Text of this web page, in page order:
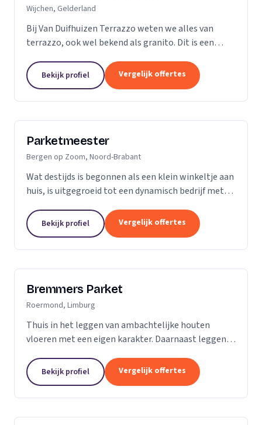
Wijchen, Gelderland
Bij Van Duifhuizen Terrazzo weten we alles van
terrazzo, ook wel bekend als granito. Dit is een
is in principe te produceren in elke vorm....
Bekijk profiel Vergelijk offertes
Parketmeester
Bergen op Zoom, Noord-Brabant
Wat destijds is begonnen als een klein winkeltje aan
huis, is uitgegroeid tot een dynamisch bedrijf met
mogelijkheden op het gebied van parket, kurk en...
Bekijk profiel Vergelijk offertes
Bremmers Parket
Roermond, Limburg
Thuis in het leggen van ambachtelijke houten
vloeren met een eigen karakter. Daarnaast leggen
soorten laminaat en PVC vloeren. Heeft u al een...
Bekijk profiel Vergelijk offertes